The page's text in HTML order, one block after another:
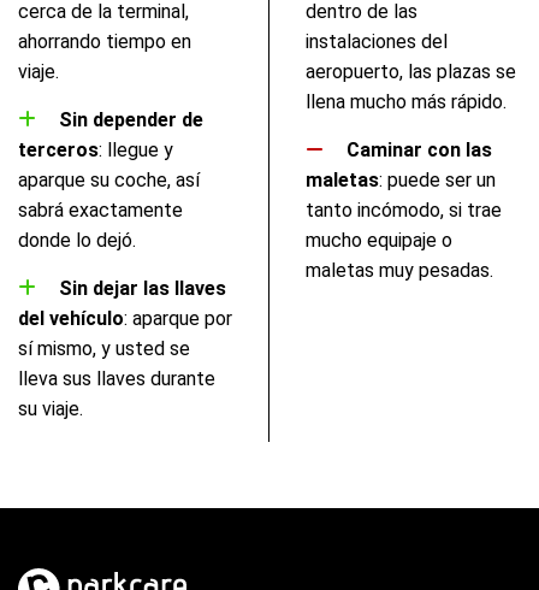
cerca de la terminal,
ahorrando tiempo en
viaje.
Sin depender de
terceros: llegue y
aparque su coche, así
sabrá exactamente
donde lo dejó.
Sin dejar las llaves
del vehículo: aparque por
sí mismo, y usted se
lleva sus llaves durante
su viaje.
dentro de las
instalaciones del
aeropuerto, las plazas se
llena mucho más rápido.
Caminar con las
maletas: puede ser un
tanto incómodo, si trae
mucho equipaje o
maletas muy pesadas.